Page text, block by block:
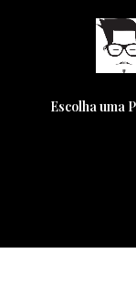
Escolha uma